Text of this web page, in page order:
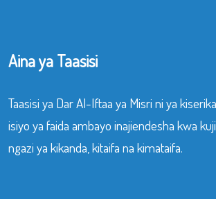
Aina ya Taasisi
Taasisi ya Dar Al-Iftaa ya Misri ni ya
isiyo ya faida ambayo inajiendesha kwa
ngazi ya kikanda, kitaifa na kimataifa.